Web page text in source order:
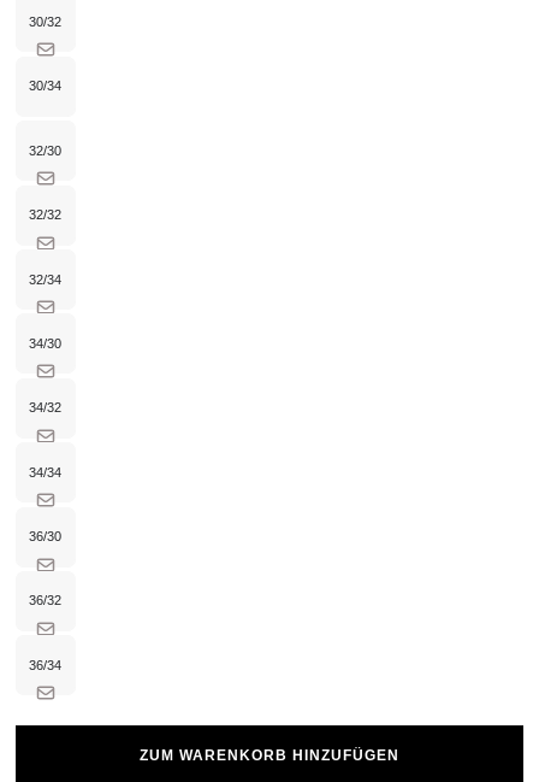
verfügbar
30/32Variante
ausverkauft
oder
verfügbar
30/34Variante
verfügbar
32/30Variante
ausverkauft
oder
verfügbar
32/32Variante
oder
verfügbar
32/34Variante
ausverkauft
oder
verfügbar
34/30Variante
ausverkauft
oder
verfügbar
34/32Variante
ausverkauft
oder
verfügbar
34/34Variante
ausverkauft
oder
verfügbar
36/30Variante
oder
verfügbar
36/32Variante
ausverkauft
oder
verfügbar
36/34Variante
ausverkauft
oder
verfügbar
ZUM WARENKORB HINZUFÜGEN